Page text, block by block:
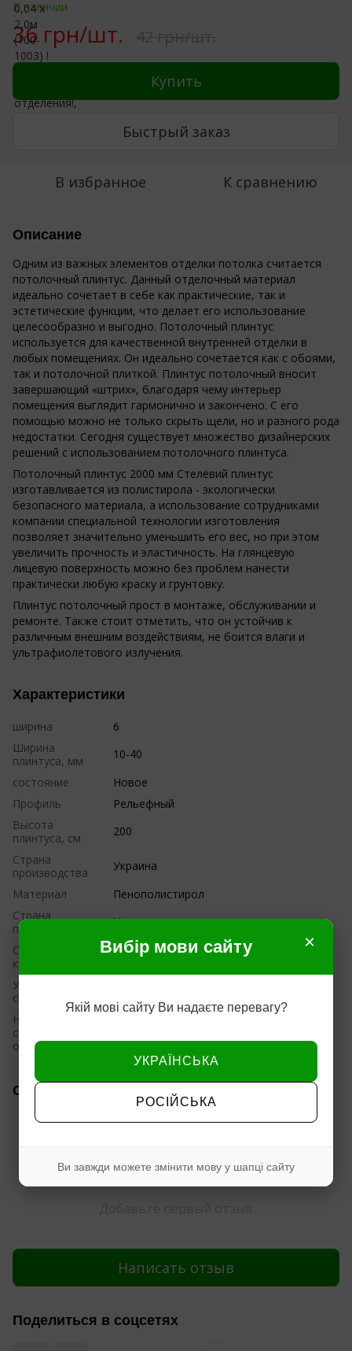
В наличии
36 грн/шт.
Купить
Быстрый заказ
В избранное К сравнению
Описание
Одним из важных элементов отделки потолка считается
потолочный плинтус. Данный отделочный материал
идеально сочетает в себе как практические, так и
эстетические функции, что делает его использование
целесообразно и выгодно. Потолочный плинтус
используется для качественной внутренней отделки в
любых помещениях. Он идеально сочетается как с обоями,
так и потолочной плиткой. Плинтус потолочный вносит
завершающий «штрих», благодаря чему интерьер
помещения выглядит гармонично и закончено. С его
помощью можно не только скрыть щели, но и разного рода
недостатки. Сегодня существует множество дизайнерских
решений с использованием потолочного плинтуса.
Потолочный плинтус 2000 мм Стелёвий плинтус
изготавливается из полистирола - экологически
безопасного материала, а использование сотрудниками
компании специальной технологии изготовления
позволяет значительно уменьшить его вес, но при этом
увеличить прочность и эластичность. На глянцевую
лицевую поверхность можно без проблем нанести
практически любую краску и грунтовку.
Плинтус потолочный прост в монтаже, обслуживании и
ремонте. Также стоит отметить, что он устойчив к
различным внешним воздействиям, не боится влаги и
ультрафиолетового излучения.
Характеристики
ширина
6
Ширина
плинтуса, мм
10-40
состояние
Новое
Профиль
Рельефный
Высота
плинтуса, см
200
Страна
производства
Украина
Материал
Пенополистирол
Страна
производитель
Украина
Способ
крепления
Потолочный
Устойчивость к
свету
На
самоклеящейся
основе
Отзывы
Написать отзыв
Поделиться в соцсетях
Вибір мови сайту ×
Якій мові сайту Ви надаєте перевагу?
УКРАЇНСЬКА
РОСІЙСЬКА
Ви завжди можете змінити мову у шапці сайту